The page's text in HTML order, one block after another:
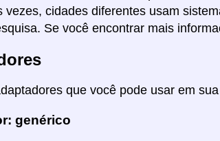
vezes, cidades diferentes usam
Se você encontrar mais
que você pode usar em
genérico